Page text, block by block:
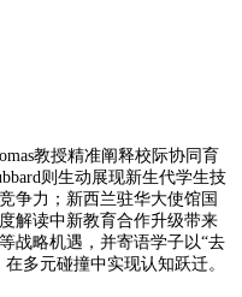
教授精准阐释校际协同育
则生动展现新生代学生技
争力；新西兰驻华大使馆国
解读中新教育合作升级带来
战略机遇，并寄语学子以“去
多元碰撞中实现认知跃迁。